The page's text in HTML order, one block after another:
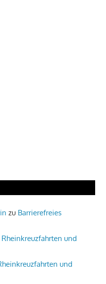
zu Barrierefreies
Rheinkreuzfahrten und
und